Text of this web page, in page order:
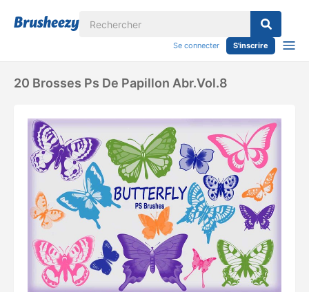
Se connecter S'inscrire
20 Brosses Ps De Papillon Abr.vol.8